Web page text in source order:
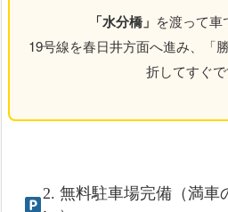
「水分橋」 を渡って車
19号線を春日井方面へ進み、「
折してすぐで
2. 無料駐車場完備（満車